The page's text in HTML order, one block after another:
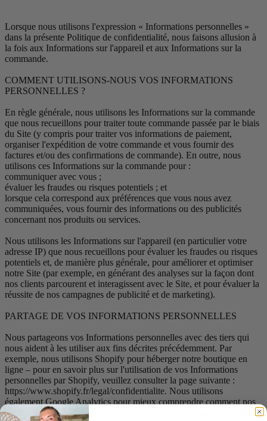
Lorsque nous utilisons l'expression « Informations personnelles »
dans la présente Politique de confidentialité, nous faisons allusion à
la fois aux Informations sur l'appareil et aux Informations sur la
commande.
COMMENT UTILISONS-NOUS VOS INFORMATIONS
PERSONNELLES ?
En règle générale, nous utilisons les Informations sur la commande
que nous recueillons pour traiter toute commande passée par le biais
du Site (y compris pour traiter vos informations de paiement,
organiser l'expédition de votre commande et vous fournir des
factures et/ou des confirmations de commande). En outre, nous
utilisons ces Informations sur la commande pour :
communiquer avec vous ;
évaluer les fraudes ou risques potentiels ; et
lorsque cela correspond aux préférences que vous nous avez
communiquées, vous fournir des informations ou des publicités
concernant nos produits ou services.
Nous utilisons les Informations sur l'appareil (en particulier votre
adresse IP) que nous recueillons pour évaluer les fraudes ou risques
potentiels et, de manière plus générale, pour améliorer et optimiser
notre Site (par exemple, en générant des analyses sur la façon dont
nos clients parcourent et interagissent avec le Site, et pour évaluer la
réussite de nos campagnes de publicité et de marketing).
PARTAGE DE VOS INFORMATIONS PERSONNELLES
Nous partageons vos Informations personnelles avec des tiers qui
nous aident à les utiliser aux fins décrites précédemment. Par
exemple, nous utilisons Shopify pour héberger notre boutique en
ligne – pour en savoir plus sur l'utilisation de vos Informations
personnelles par Shopify, veuillez consulter la page suivante :
https://www.shopify.fr/legal/confidentialite. Nous utilisons
également Google Analytics pour mieux comprendre comment nos
clients utilisent le Site – pour en savoir plus sur l'utilisation de vos